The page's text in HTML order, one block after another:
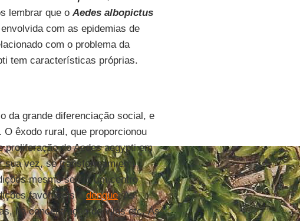
lembrar que o Aedes albopictus
com as epidemias de
com o problema da
tem características próprias.
da grande diferenciação social, e
êxodo rural, que proporcionou
do Aedes aegypti em
sua vez, se transformam em
mesmo sendo um centro
favoráveis àdengue. As
há concentração de vilas etc. Às